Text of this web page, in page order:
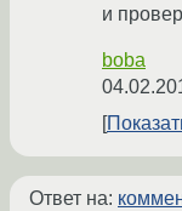
и
boba
Ответ на: